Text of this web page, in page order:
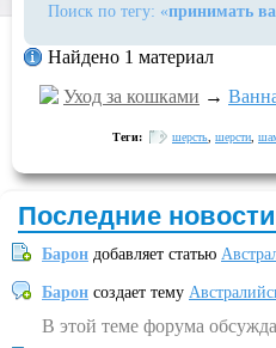
Поиск по тегу: «принимать
Найдено 1 материал
Уход за кошками →
Теги: шерсть шерсти
Последние
Барон добавляет статью
Барон создает тему
В этой теме форума